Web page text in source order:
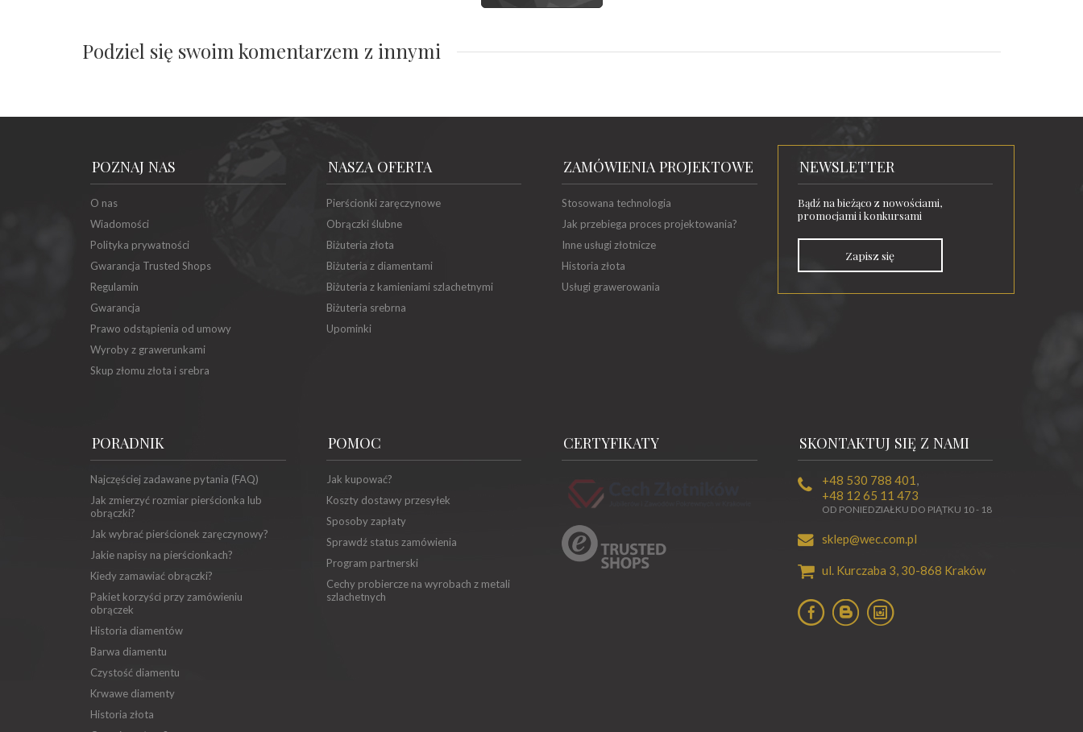
Podziel się swoim komentarzem z innymi
POZNAJ NAS
O nas
Wiadomości
Polityka prywatności
Gwarancja Trusted Shops
Regulamin
Gwarancja
Prawo odstąpienia od umowy
Wyroby z grawerunkami
Skup złomu złota i srebra
NASZA OFERTA
Pierścionki zaręczynowe
Obrączki ślubne
Biżuteria złota
Biżuteria z diamentami
Biżuteria z kamieniami szlachetnymi
Biżuteria srebrna
Upominki
ZAMÓWIENIA PROJEKTOWE
Stosowana technologia
Jak przebiega proces projektowania?
Inne usługi złotnicze
Historia złota
Usługi grawerowania
NEWSLETTER
Bądź na bieżąco z nowościami,
promocjami i konkursami
Zapisz się
PORADNIK
Najczęściej zadawane pytania (FAQ)
Jak zmierzyć rozmiar pierścionka lub
obrączki?
Jak wybrać pierścionek zaręczynowy?
Jakie napisy na pierścionkach?
Kiedy zamawiać obrączki?
Pakiet korzyści przy zamówieniu
obrączek
Historia diamentów
Barwa diamentu
Czystość diamentu
Krwawe diamenty
Historia złota
POMOC
Jak kupować?
Koszty dostawy przesyłek
Sposoby zapłaty
Sprawdź status zamówienia
Program partnerski
Cechy probiercze na wyrobach z metali
szlachetnych
CERTYFIKATY SKONTAKTUJ SIĘ Z NAMI
+48 530 788 401 ,
+48 12 65 11 473
OD PONIEDZIAŁKU DO PIĄTKU 10 - 18
sklep@wec.com.pl
ul. Kurczaba 3, 30-868 Kraków